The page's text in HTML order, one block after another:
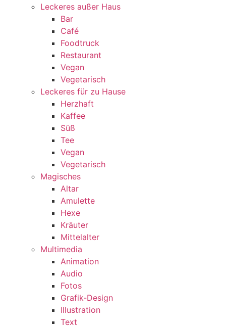
Leckeres außer Haus
Bar
Café
Foodtruck
Restaurant
Vegan
Vegetarisch
Leckeres für zu Hause
Herzhaft
Kaffee
Süß
Tee
Vegan
Vegetarisch
Magisches
Altar
Amulette
Hexe
Kräuter
Mittelalter
Multimedia
Animation
Audio
Fotos
Grafik-Design
Illustration
Text